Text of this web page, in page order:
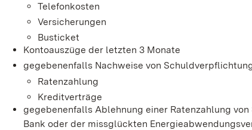
Telefonkosten
Versicherungen
Busticket
Kontoauszüge der letzten 3 Monate
gegebenenfalls Nachweise von
Ratenzahlung
Kreditverträge
gegebenenfalls Ablehnung einer Ratenzahlung
Bank oder der missglückten